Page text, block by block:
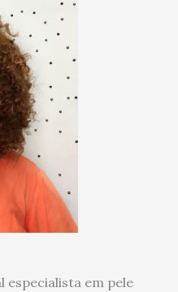
especialista em pele